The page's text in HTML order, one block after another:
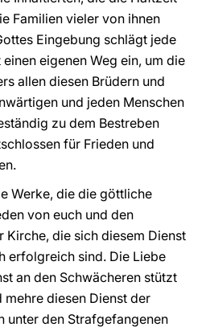
Familien vieler von ihnen
Eingebung schlägt jede
eigenen Weg ein, um die
allen diesen Brüdern und
und jeden Menschen
zu dem Bestreben
für Frieden und
Werke, die die göttliche
von euch und den
Kirche, die sich diesem Dienst
erfolgreich sind. Die Liebe
an den Schwächeren stützt
diesen Dienst der
unter den Strafgefangenen